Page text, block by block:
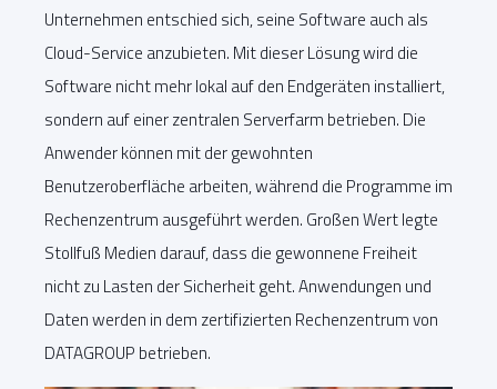
Unternehmen entschied sich, seine Software auch als
Cloud-Service anzubieten. Mit dieser Lösung wird die
Software nicht mehr lokal auf den Endgeräten installiert,
sondern auf einer zentralen Serverfarm betrieben. Die
Anwender können mit der gewohnten
Benutzeroberfläche arbeiten, während die Programme im
Rechenzentrum ausgeführt werden. Großen Wert legte
Stollfuß Medien darauf, dass die gewonnene Freiheit
nicht zu Lasten der Sicherheit geht. Anwendungen und
Daten werden in dem zertifizierten Rechenzentrum von
DATAGROUP betrieben.